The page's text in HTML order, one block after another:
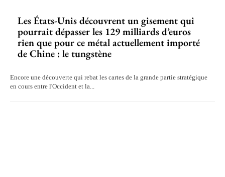
Les États-Unis découvrent un gisement qui
pourrait dépasser les 129 milliards d’euros
rien que pour ce métal actuellement importé
de Chine : le tungstène
Encore une découverte qui rebat les cartes de la grande partie stratégique
en cours entre l'Occident et la...